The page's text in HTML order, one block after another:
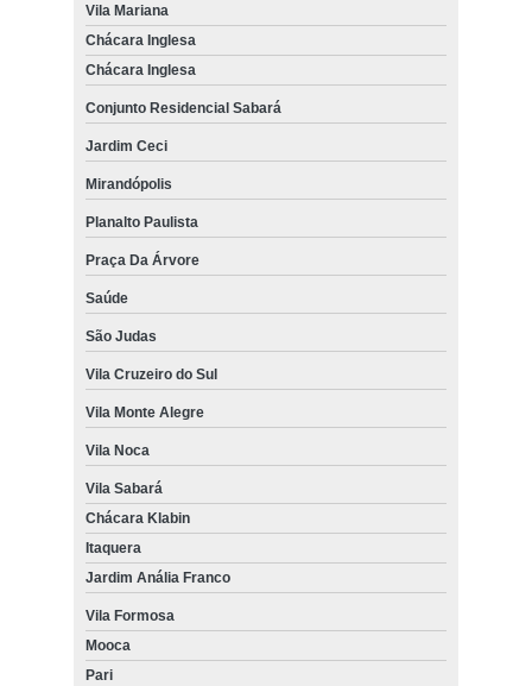
Vila Mariana
Chácara Inglesa
Chácara Inglesa
Conjunto Residencial Sabará
Jardim Ceci
Mirandópolis
Planalto Paulista
Praça Da Árvore
Saúde
São Judas
Vila Cruzeiro do Sul
Vila Monte Alegre
Vila Noca
Vila Sabará
Chácara Klabin
Itaquera
Jardim Anália Franco
Vila Formosa
Mooca
Pari